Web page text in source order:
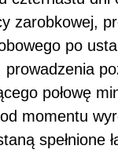
zarobkowej,
po
połowę
momentu
spełnione